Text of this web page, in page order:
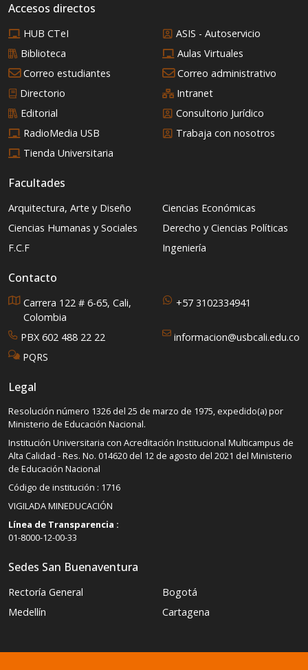
Accesos directos
HUB CTeI
ASIS - Autoservicio
Biblioteca
Aulas Virtuales
Correo estudiantes
Correo administrativo
Directorio
Intranet
Editorial
Consultorio Jurídico
RadioMedia USB
Trabaja con nosotros
Tienda Universitaria
Facultades
Arquitectura, Arte y Diseño
Ciencias Económicas
Ciencias Humanas y Sociales
Derecho y Ciencias Políticas
F.C.F
Ingeniería
Contacto
Carrera 122 # 6-65, Cali,
Colombia
+57 3102334941
PBX 602 488 22 22
informacion@usbcali.edu.co
PQRS
Legal
Resolución número 1326 del 25 de marzo de 1975, expedido(a) por
Ministerio de Educación Nacional.
Institución Universitaria con Acreditación Institucional Multicampus de
Alta Calidad - Res. No. 014620 del 12 de agosto del 2021 del Ministerio
de Educación Nacional
Código de institución : 1716
VIGILADA MINEDUCACIÓN
Línea de Transparencia :
01-8000-12-00-33
Sedes San Buenaventura
Rectoría General
Bogotá
Medellín
Cartagena